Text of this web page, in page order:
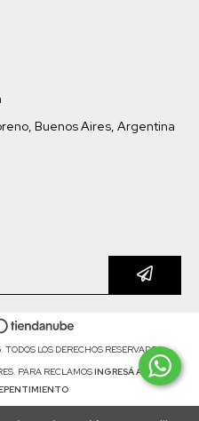
Buenos Aires, Argentina
LOS DERECHOS RESERVADOS.
PARA RECLAMOSINGRESÁ ACÁ.